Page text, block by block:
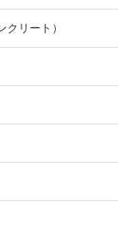
クリート）